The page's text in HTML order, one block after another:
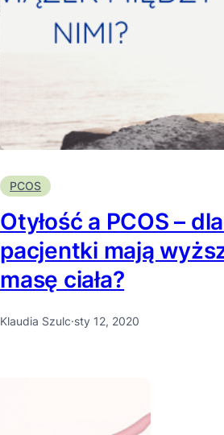
PCOS
Otyłość a PCOS –
pacjentki mają
masę ciała?
Klaudia Szulc·sty 12, 2020